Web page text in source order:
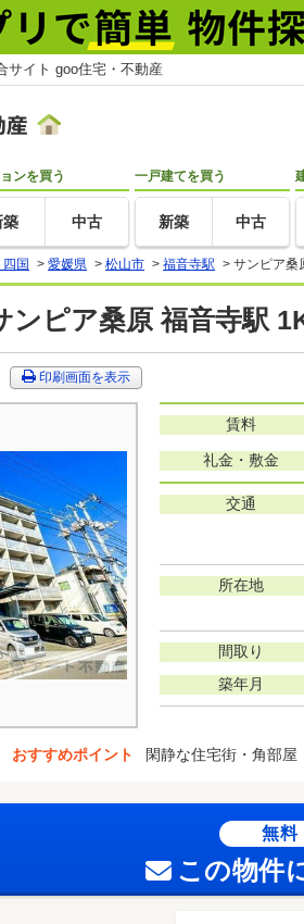
サイト goo住宅・不動産
ンを買う
築 中古
一戸建てを買う
新築 中古
国 > 愛媛県 > 松山市 > 福音寺駅 > サンピア桑
ンピア桑原 福音寺駅
印刷画面を表示
賃料
礼金・敷金
交通
所在地
間取り
築年月
おすすめポイント 閑静な住宅街・角部
無料
この物件